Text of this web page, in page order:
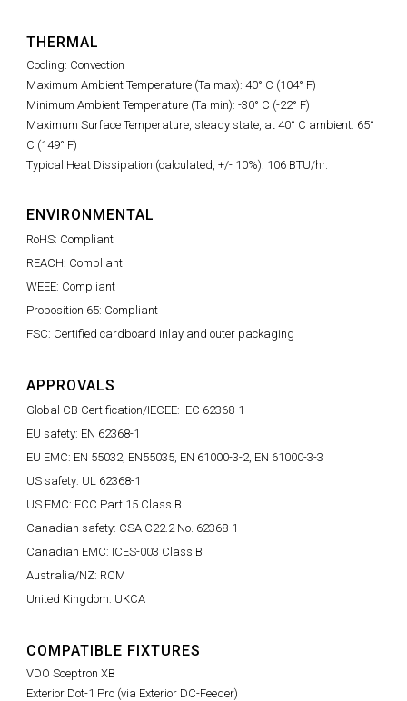
THERMAL
Cooling: Convection
Maximum Ambient Temperature (Ta max): 40° C (104° F)
Minimum Ambient Temperature (Ta min): -30° C (-22° F)
Maximum Surface Temperature, steady state, at 40° C ambient: 65°
C (149° F)
Typical Heat Dissipation (calculated, +/- 10%): 106 BTU/hr.
ENVIRONMENTAL
RoHS: Compliant
REACH: Compliant
WEEE: Compliant
Proposition 65: Compliant
FSC: Certified cardboard inlay and outer packaging
APPROVALS
Global CB Certification/IECEE: IEC 62368-1
EU safety: EN 62368-1
EU EMC: EN 55032, EN55035, EN 61000-3-2, EN 61000-3-3
US safety: UL 62368-1
US EMC: FCC Part 15 Class B
Canadian safety: CSA C22.2 No. 62368-1
Canadian EMC: ICES-003 Class B
Australia/NZ: RCM
United Kingdom: UKCA
COMPATIBLE FIXTURES
VDO Sceptron XB
Exterior Dot-1 Pro (via Exterior DC-Feeder)